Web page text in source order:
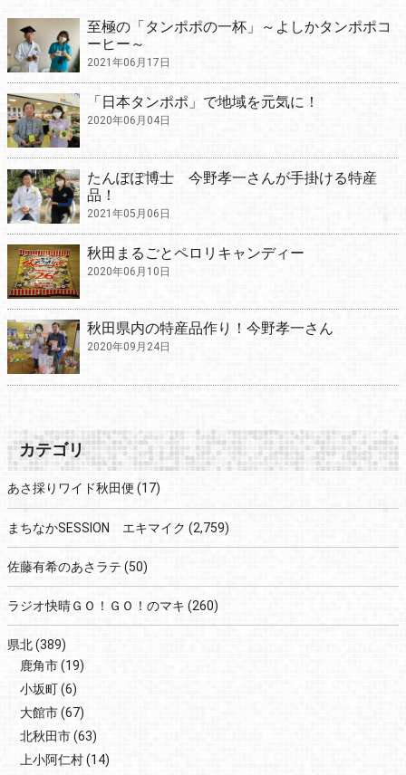
至極の「タンポポの一杯」～よしかタンポポコ
ーヒー～
2021年06月17日
「日本タンポポ」で地域を元気に！
2020年06月04日
たんぽぽ博士 今野孝一さんが手掛ける特産
品！
2021年05月06日
秋田まるごとペロリキャンディー
2020年06月10日
秋田県内の特産品作り！今野孝一さん
2020年09月24日
カテゴリ
あさ採りワイド秋田便 (17)
まちなかSESSION エキマイク (2,759)
佐藤有希のあさラテ (50)
ラジオ快晴ＧＯ！ＧＯ！のマキ (260)
県北(389)
鹿角市(19)
小坂町(6)
大館市(67)
北秋田市(63)
上小阿仁村(14)